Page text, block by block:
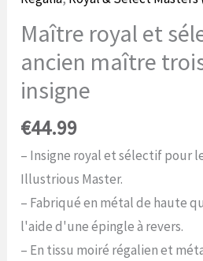
Maître royal et
ancien maître
insigne
€44.99
– Insigne royal et sélectif pour le
Illustrious Master.
– Fabriqué en métal de haute
l'aide d'une épingle à revers.
– En tissu moiré régalien et